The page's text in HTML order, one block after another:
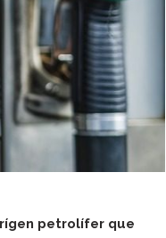
petrolífer que